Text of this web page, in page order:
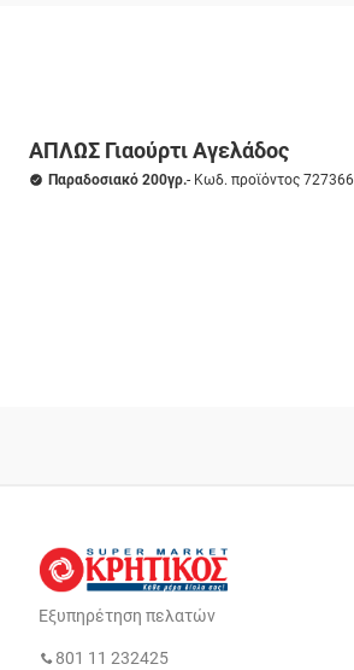
ΑΠΛΩΣ Γιαούρτι Αγελάδος
Παραδοσιακό 200γρ.- Κωδ. προϊόντος 727366
Εξυπηρέτηση πελατών
801 11 232425